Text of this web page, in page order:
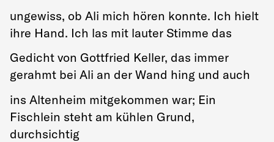
ungewiss, ob Ali mich hören konnte. Ich hielt
ihre Hand. Ich las mit lauter Stimme das
Gedicht von Gottfried Keller, das immer
gerahmt bei Ali an der Wand hing und auch
ins Altenheim mitgekommen war; Ein
Fischlein steht am kühlen Grund,
durchsichtig